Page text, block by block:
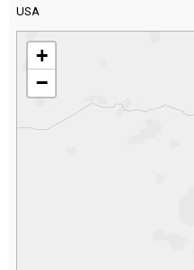
USA
+
−